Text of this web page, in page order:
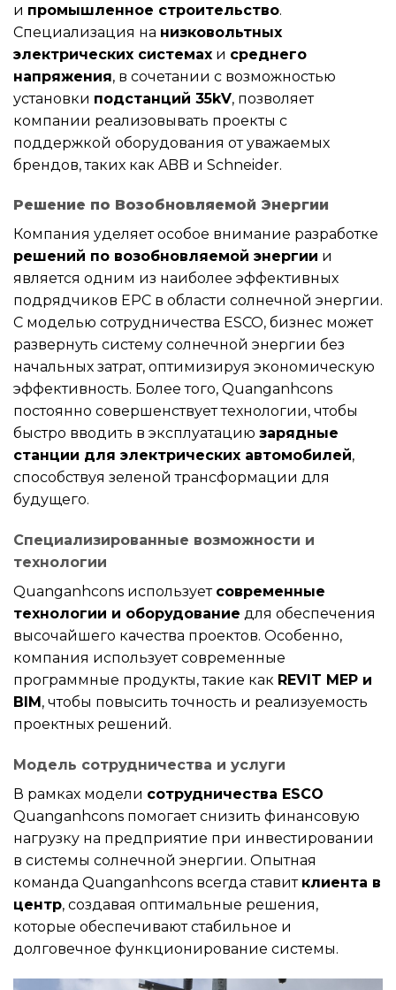
и промышленное строительство.
Специализация на низковольтных
электрических системах и среднего
напряжения, в сочетании с возможностью
установки подстанций 35kV, позволяет
компании реализовывать проекты с
поддержкой оборудования от уважаемых
брендов, таких как ABB и Schneider.
Решение по Возобновляемой Энергии
Компания уделяет особое внимание разработке
решений по возобновляемой энергии и
является одним из наиболее эффективных
подрядчиков EPC в области солнечной энергии.
С моделью сотрудничества ESCO, бизнес может
развернуть систему солнечной энергии без
начальных затрат, оптимизируя экономическую
эффективность. Более того, Quanganhcons
постоянно совершенствует технологии, чтобы
быстро вводить в эксплуатацию зарядные
станции для электрических автомобилей,
способствуя зеленой трансформации для
будущего.
Специализированные возможности и
технологии
Quanganhcons использует современные
технологии и оборудование для обеспечения
высочайшего качества проектов. Особенно,
компания использует современные
программные продукты, такие как REVIT MEP и
BIM , чтобы повысить точность и реализуемость
проектных решений.
Модель сотрудничества и услуги
В рамках модели сотрудничества ESCO
Quanganhcons помогает снизить финансовую
нагрузку на предприятие при инвестировании
в системы солнечной энергии. Опытная
команда Quanganhcons всегда ставит клиента в
центр, создавая оптимальные решения,
которые обеспечивают стабильное и
долговечное функционирование системы.